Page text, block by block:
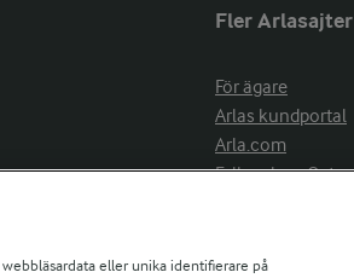
Fler Arlasajter
För ägare
Arlas kundportal
Arla.com
Falbygdens Ost
eller unika identifierare på